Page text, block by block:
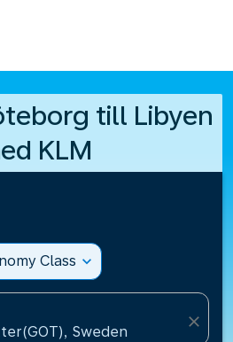
till Libyen
KLM
Class expand_more
Sweden
close